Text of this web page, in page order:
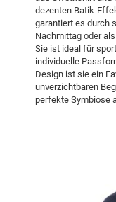
dezenten Batik-
garantiert es durch
Nachmittag oder
Sie ist ideal für
individuelle
Design ist sie ein
unverzichtbaren
perfekte Symbiose